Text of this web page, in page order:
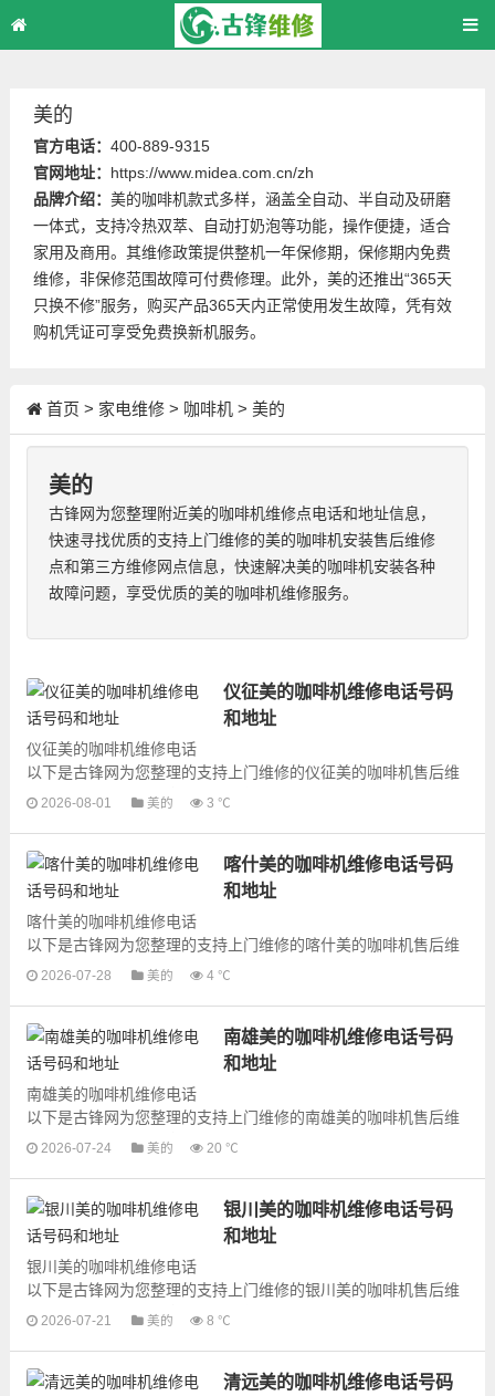
美的
官方电话： 400-889-9315
官网地址： https://www.midea.com.cn/zh
品牌介绍： 美的咖啡机款式多样，涵盖全自动、半自动及研磨
一体式，支持冷热双萃、自动打奶泡等功能，操作便捷，适合
家用及商用。其维修政策提供整机一年保修期，保修期内免费
维修，非保修范围故障可付费修理。此外，美的还推出“365天
只换不修”服务，购买产品365天内正常使用发生故障，凭有效
购机凭证可享受免费换新机服务。
首页 > 家电维修> 咖啡机> 美的
美的
古锋网为您整理附近美的咖啡机维修点电话和地址信息，
快速寻找优质的支持上门维修的美的咖啡机安装售后维修
点和第三方维修网点信息，快速解决美的咖啡机安装各种
故障问题，享受优质的美的咖啡机维修服务。
仪征美的咖啡机维修电话号码
和地址
仪征美的咖啡机维修电话
以下是古锋网为您整理的支持上门维修的仪征美的咖啡机售后维
修网点地址和号码信息，可以为您提供美的咖啡机的各种型号咖
2026-08-01 美的 3 ℃
喀什美的咖啡机维修电话号码
和地址
喀什美的咖啡机维修电话
以下是古锋网为您整理的支持上门维修的喀什美的咖啡机售后维
修网点地址和号码信息，可以为您提供美的咖啡机的各种型号咖
2026-07-28 美的 4 ℃
南雄美的咖啡机维修电话号码
和地址
南雄美的咖啡机维修电话
以下是古锋网为您整理的支持上门维修的南雄美的咖啡机售后维
修网点地址和号码信息，可以为您提供美的咖啡机的各种型号咖
2026-07-24 美的 20 ℃
银川美的咖啡机维修电话号码
和地址
银川美的咖啡机维修电话
以下是古锋网为您整理的支持上门维修的银川美的咖啡机售后维
修网点地址和号码信息，可以为您提供美的咖啡机的各种型号咖
2026-07-21 美的 8 ℃
清远美的咖啡机维修电话号码